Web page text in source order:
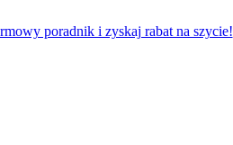
poradnik i zyskaj rabat na szycie!